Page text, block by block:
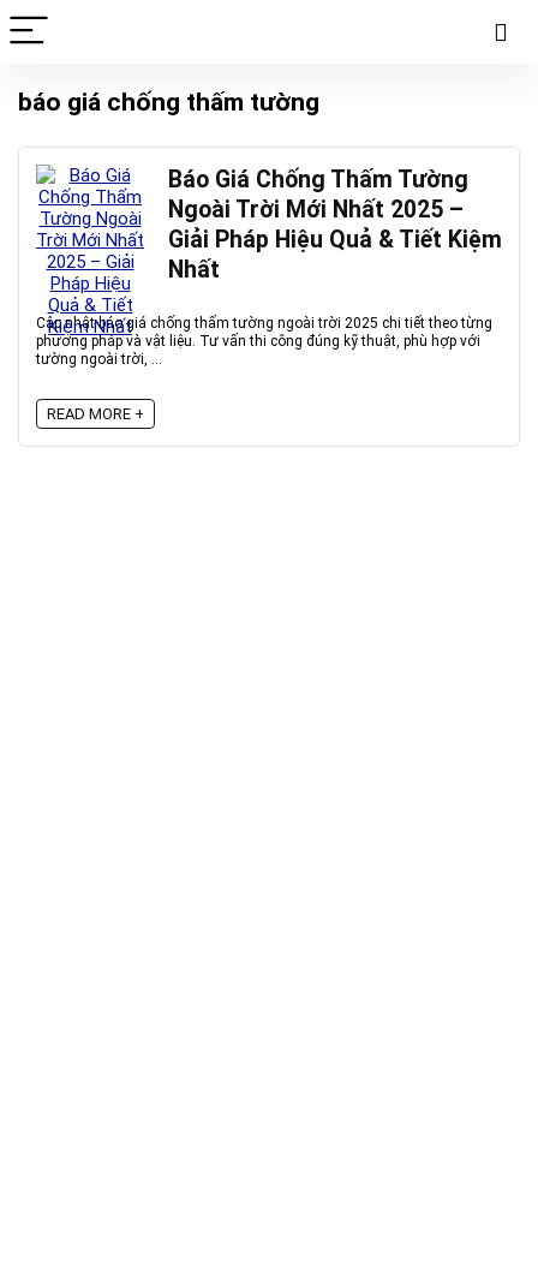
báo giá chống thấm tường
Báo Giá Chống Thấm Tường
Ngoài Trời Mới Nhất 2025 –
Giải Pháp Hiệu Quả & Tiết Kiệm
Nhất
Cập nhật báo giá chống thấm tường ngoài trời 2025 chi tiết theo từng
phương pháp và vật liệu. Tư vấn thi công đúng kỹ thuật, phù hợp với
tường ngoài trời, ...
READ MORE +